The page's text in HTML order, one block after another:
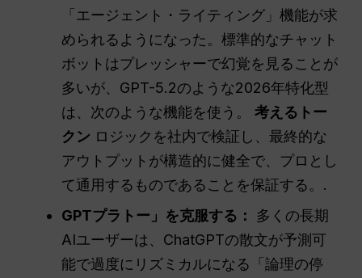
「エージェント・ライティング」機能が求
められるようになった。標準的なチャット
ボットはプレッシャーで幻覚を見ることが
多いが、GPT-5.2のような2026年特化型
は、次のような機能を使う。考えるトー
クン ロジックを社内で検証し、最終的な
アウトプットが構造的に健全で、プロとし
て通用するものであることを保証する。.
GPTプラトー」を克服する：
多くの長期
AIユーザーは、ChatGPTの散文が予測可
能で過度にリズミカルになる「論理の停